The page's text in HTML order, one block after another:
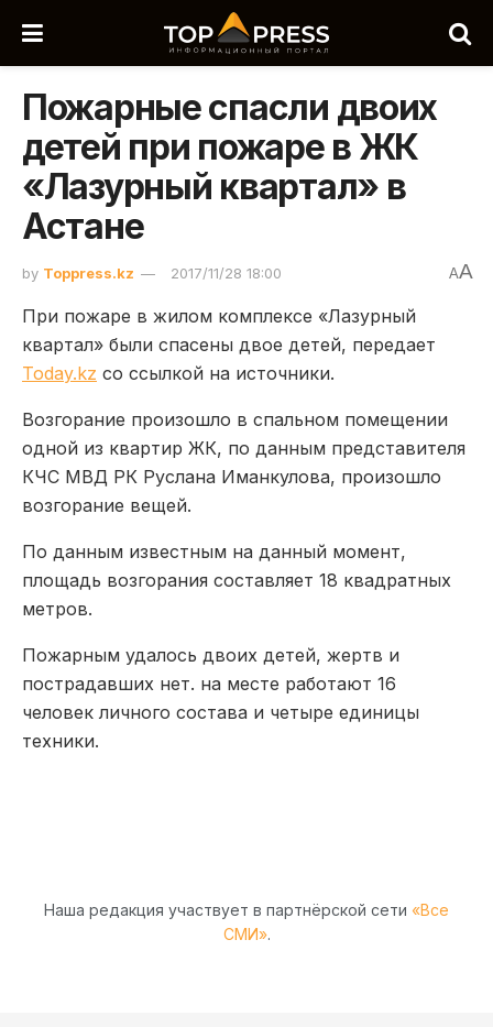
Пожарные спасли двоих
детей при пожаре в ЖК
«Лазурный квартал» в
Астане
by Toppress.kz 2017/11/28 18:00 AA
При пожаре в жилом комплексе «Лазурный
квартал» были спасены двое детей, передает
Today.kz со ссылкой на источники.
Возгорание произошло в спальном помещении
одной из квартир ЖК, по данным представителя
КЧС МВД РК Руслана Иманкулова, произошло
возгорание вещей.
По данным известным на данный момент,
площадь возгорания составляет 18 квадратных
метров.
Пожарным удалось двоих детей, жертв и
пострадавших нет. на месте работают 16
человек личного состава и четыре единицы
техники.
Наша редакция участвует в партнёрской сети «Все
СМИ».